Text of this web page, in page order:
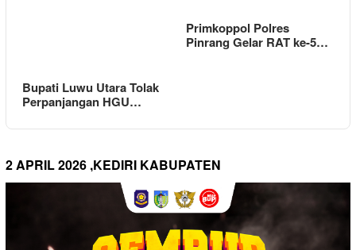
Bupati Luwu Utara Tolak
Perpanjangan HGU…
Primkoppol Polres
Pinrang Gelar RAT ke-5…
2 APRIL 2026 ,KEDIRI KABUPATEN